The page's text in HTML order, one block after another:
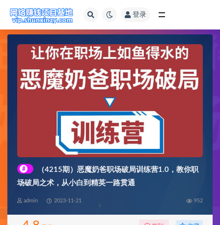
登录
#
（4215期）恶魔奶爸职场破局训练营1.0，教你职
场破局之术，从小白到精英一路贯通
admin 2023-11-21 952